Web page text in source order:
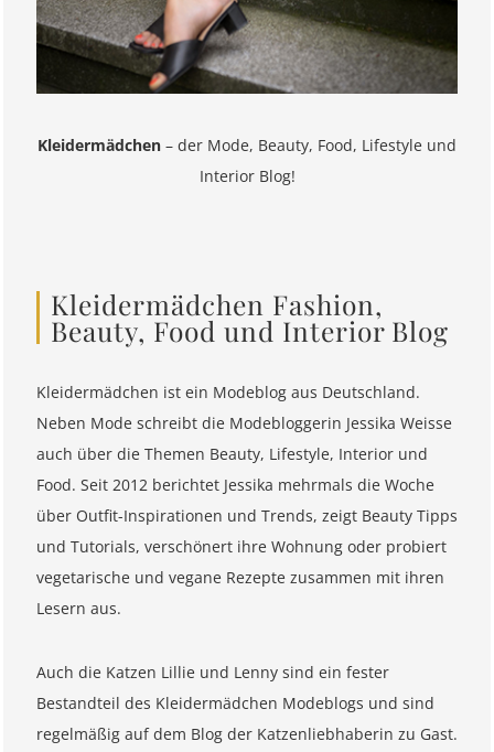
Kleidermädchen – der Mode, Beauty, Food, Lifestyle und
Interior Blog!
Kleidermädchen Fashion,
Beauty, Food und Interior Blog
Kleidermädchen ist ein Modeblog aus Deutschland.
Neben Mode schreibt die Modebloggerin Jessika Weisse
auch über die Themen Beauty, Lifestyle, Interior und
Food. Seit 2012 berichtet Jessika mehrmals die Woche
über Outfit-Inspirationen und Trends, zeigt Beauty Tipps
und Tutorials, verschönert ihre Wohnung oder probiert
vegetarische und vegane Rezepte zusammen mit ihren
Lesern aus.
Auch die Katzen Lillie und Lenny sind ein fester
Bestandteil des Kleidermädchen Modeblogs und sind
regelmäßig auf dem Blog der Katzenliebhaberin zu Gast.